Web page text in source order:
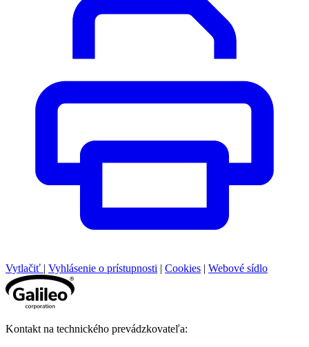
Vytlačiť | Vyhlásenie o prístupnosti | Cookies | Webové sídlo
Kontakt na technického prevádzkovateľa: